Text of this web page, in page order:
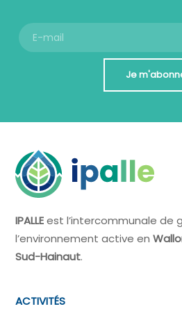
Je
IPALLEest l’intercommunale de
l’environnement active en
Sud-Hainaut.
ACTIVITÉS